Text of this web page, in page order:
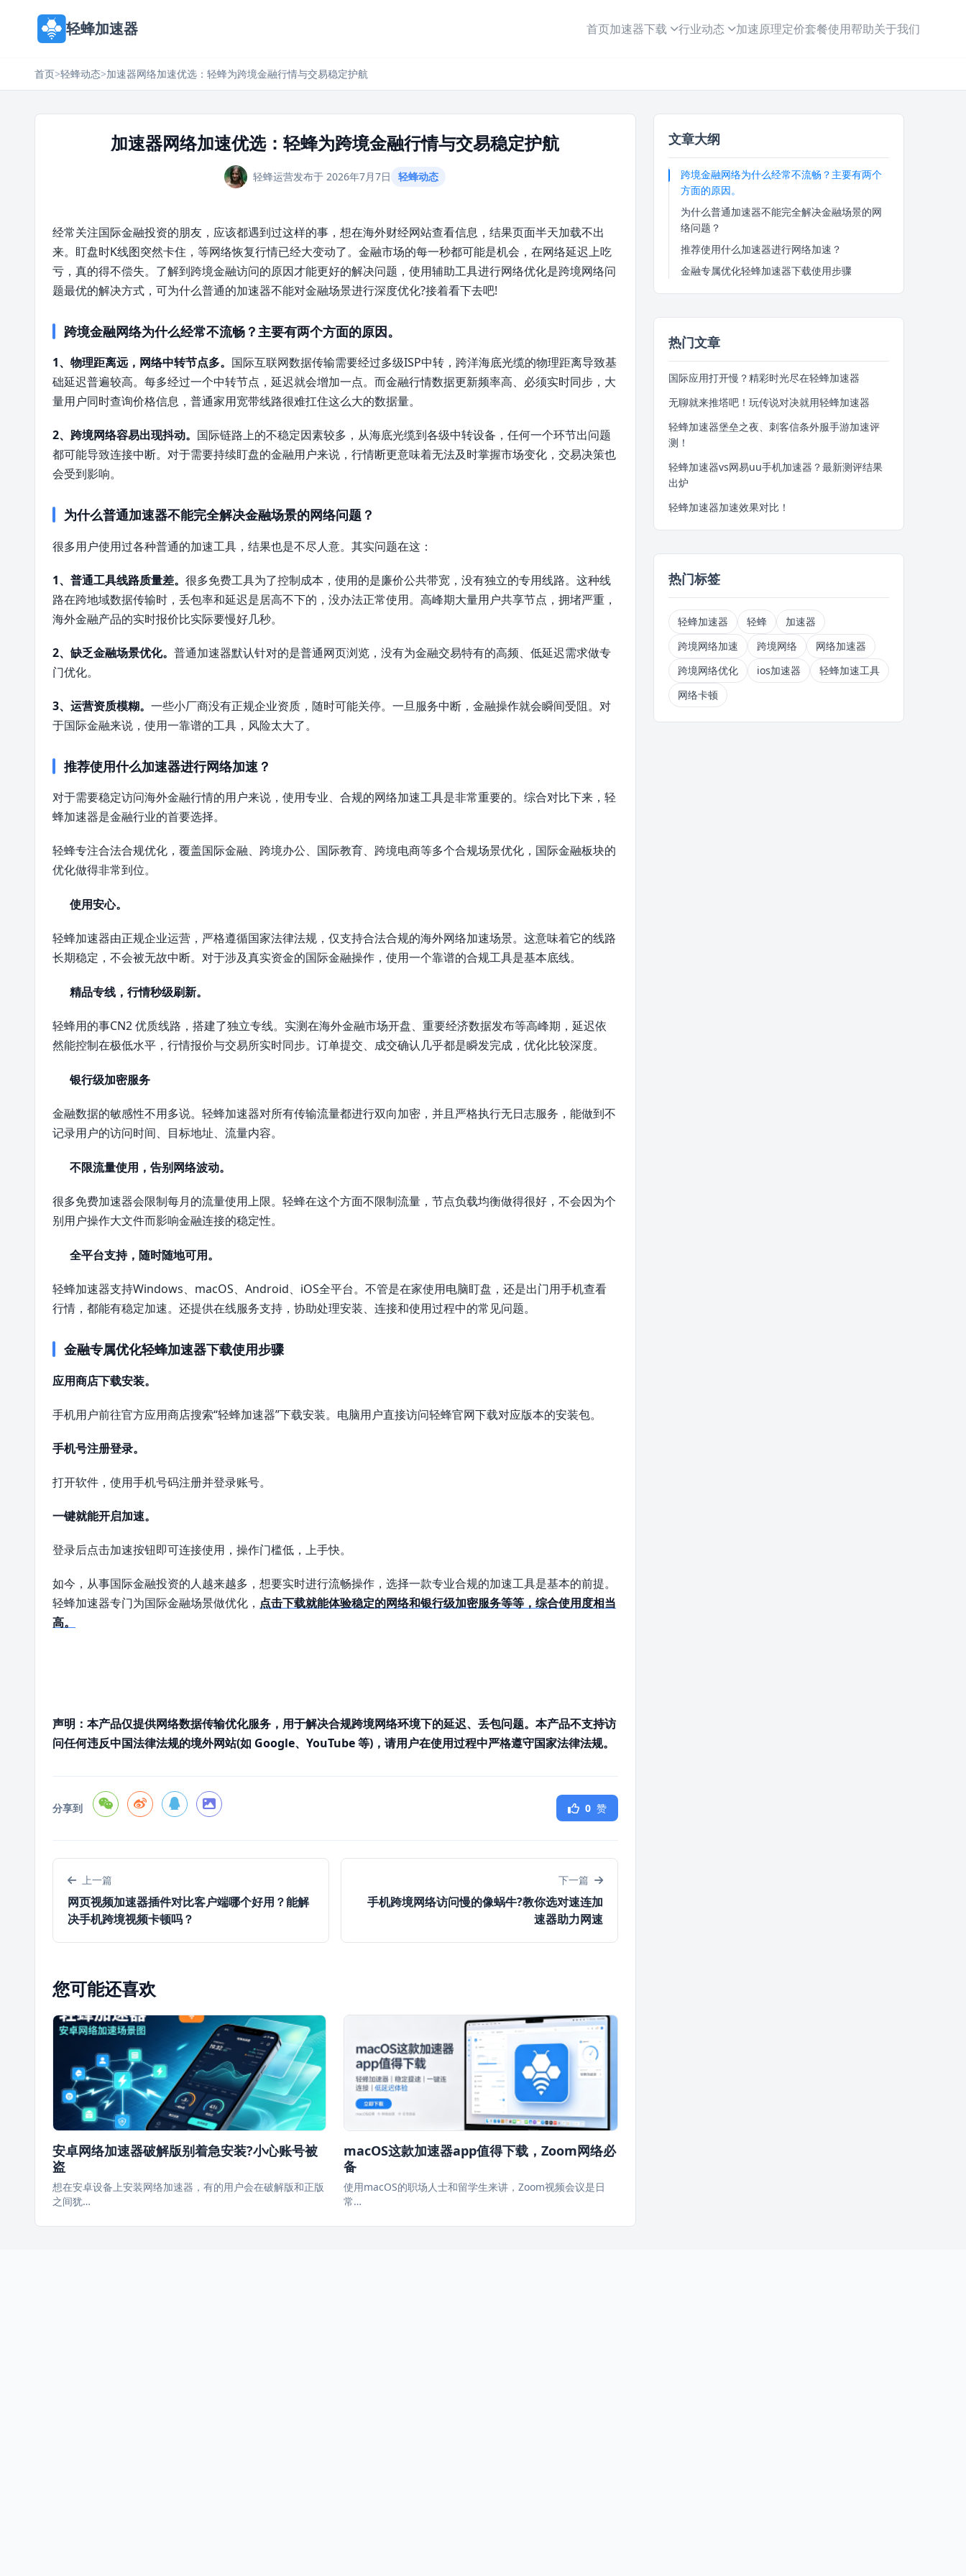
轻蜂加速器 首页加速器下载 行业动态 加速原理定价套餐使用帮助关于我们
首页>轻蜂动态>加速器网络加速优选：轻蜂为跨境金融行情与交易稳定护航
加速器网络加速优选：轻蜂为跨境金融行情与交易稳定护航
轻蜂运营发布于 2026年7月7日 轻蜂动态
经常关注国际金融投资的朋友，应该都遇到过这样的事，想在海外财经网站查看信息，结果页面半天加载不出
来。盯盘时K线图突然卡住，等网络恢复行情已经大变动了。金融市场的每一秒都可能是机会，在网络延迟上吃
亏，真的得不偿失。了解到跨境金融访问的原因才能更好的解决问题，使用辅助工具进行网络优化是跨境网络问
题最优的解决方式，可为什么普通的加速器不能对金融场景进行深度优化?接着看下去吧!
跨境金融网络为什么经常不流畅？主要有两个方面的原因。
1、物理距离远，网络中转节点多。 国际互联网数据传输需要经过多级ISP中转，跨洋海底光缆的物理距离导致基
础延迟普遍较高。每多经过一个中转节点，延迟就会增加一点。而金融行情数据更新频率高、必须实时同步，大
量用户同时查询价格信息，普通家用宽带线路很难扛住这么大的数据量。
2、跨境网络容易出现抖动。 国际链路上的不稳定因素较多，从海底光缆到各级中转设备，任何一个环节出问题
都可能导致连接中断。对于需要持续盯盘的金融用户来说，行情断更意味着无法及时掌握市场变化，交易决策也
会受到影响。
为什么普通加速器不能完全解决金融场景的网络问题？
很多用户使用过各种普通的加速工具，结果也是不尽人意。其实问题在这：
1、普通工具线路质量差。 很多免费工具为了控制成本，使用的是廉价公共带宽，没有独立的专用线路。这种线
路在跨地域数据传输时，丢包率和延迟是居高不下的，没办法正常使用。高峰期大量用户共享节点，拥堵严重，
海外金融产品的实时报价比实际要慢好几秒。
2、缺乏金融场景优化。 普通加速器默认针对的是普通网页浏览，没有为金融交易特有的高频、低延迟需求做专
门优化。
3、运营资质模糊。 一些小厂商没有正规企业资质，随时可能关停。一旦服务中断，金融操作就会瞬间受阻。对
于国际金融来说，使用一靠谱的工具，风险太大了。
推荐使用什么加速器进行网络加速？
对于需要稳定访问海外金融行情的用户来说，使用专业、合规的网络加速工具是非常重要的。综合对比下来，轻
蜂加速器是金融行业的首要选择。
轻蜂专注合法合规优化，覆盖国际金融、跨境办公、国际教育、跨境电商等多个合规场景优化，国际金融板块的
优化做得非常到位。
使用安心。
轻蜂加速器由正规企业运营，严格遵循国家法律法规，仅支持合法合规的海外网络加速场景。这意味着它的线路
长期稳定，不会被无故中断。对于涉及真实资金的国际金融操作，使用一个靠谱的合规工具是基本底线。
精品专线，行情秒级刷新。
轻蜂用的事CN2 优质线路，搭建了独立专线。实测在海外金融市场开盘、重要经济数据发布等高峰期，延迟依
然能控制在极低水平，行情报价与交易所实时同步。订单提交、成交确认几乎都是瞬发完成，优化比较深度。
银行级加密服务
金融数据的敏感性不用多说。轻蜂加速器对所有传输流量都进行双向加密，并且严格执行无日志服务，能做到不
记录用户的访问时间、目标地址、流量内容。
不限流量使用，告别网络波动。
很多免费加速器会限制每月的流量使用上限。轻蜂在这个方面不限制流量，节点负载均衡做得很好，不会因为个
别用户操作大文件而影响金融连接的稳定性。
全平台支持，随时随地可用。
轻蜂加速器支持Windows、macOS、Android、iOS全平台。不管是在家使用电脑盯盘，还是出门用手机查看
行情，都能有稳定加速。还提供在线服务支持，协助处理安装、连接和使用过程中的常见问题。
金融专属优化轻蜂加速器下载使用步骤
应用商店下载安装。
手机用户前往官方应用商店搜索“轻蜂加速器”下载安装。电脑用户直接访问轻蜂官网下载对应版本的安装包。
手机号注册登录。
打开软件，使用手机号码注册并登录账号。
一键就能开启加速。
登录后点击加速按钮即可连接使用，操作门槛低，上手快。
如今，从事国际金融投资的人越来越多，想要实时进行流畅操作，选择一款专业合规的加速工具是基本的前提。
轻蜂加速器专门为国际金融场景做优化， 点击下载就能体验稳定的网络和银行级加密服务等等，综合使用度相当
高。
声明：本产品仅提供网络数据传输优化服务，用于解决合规跨境网络环境下的延迟、丢包问题。本产品不支持访
问任何违反中国法律法规的境外网站(如 Google、YouTube 等)，请用户在使用过程中严格遵守国家法律法规。
分享到 0 赞
上一篇
网页视频加速器插件对比客户端哪个好用？能解
决手机跨境视频卡顿吗？
下一篇
手机跨境网络访问慢的像蜗牛?教你选对速连加
速器助力网速
您可能还喜欢
安卓网络加速器破解版别着急安装?小心账号被
盗
想在安卓设备上安装网络加速器，有的用户会在破解版和正版
之间犹…
macOS这款加速器app值得下载，Zoom网络必
备
使用macOS的职场人士和留学生来讲，Zoom视频会议是日
常…
文章大纲
跨境金融网络为什么经常不流畅？主要有两个
方面的原因。
为什么普通加速器不能完全解决金融场景的网
络问题？
推荐使用什么加速器进行网络加速？
金融专属优化轻蜂加速器下载使用步骤
热门文章
国际应用打开慢？精彩时光尽在轻蜂加速器
无聊就来推塔吧！玩传说对决就用轻蜂加速器
轻蜂加速器堡垒之夜、刺客信条外服手游加速评
测！
轻蜂加速器vs网易uu手机加速器？最新测评结果
出炉
轻蜂加速器加速效果对比！
热门标签
轻蜂加速器 轻蜂
加速器
跨境网络加速
跨境网络
网络加速器
跨境网络优化
ios加速器
轻蜂加速工具
网络卡顿